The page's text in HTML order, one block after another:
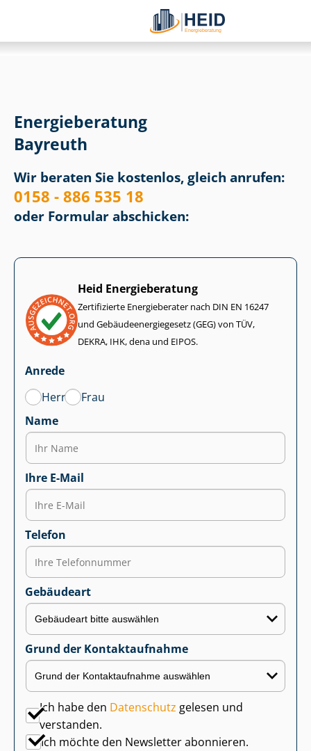
Energieberatung
Bayreuth
Wir beraten Sie kostenlos, gleich anrufen:
0158 - 886 535 18
oder Formular abschicken:
Heid Energieberatung
Zertifizierte Energieberater nach DIN EN 16247
und Ge­bäu­de­en­er­gie­ge­setz (GEG) von TÜV,
DEKRA, IHK, dena und EIPOS.
Anrede
Herr
Frau
Name
Ihre E-Mail
Telefon
Gebäudeart
Grund der Kontaktaufnahme
Ich habe den Datenschutz gelesen und
verstanden.
Ich möchte den Newsletter abonnieren.